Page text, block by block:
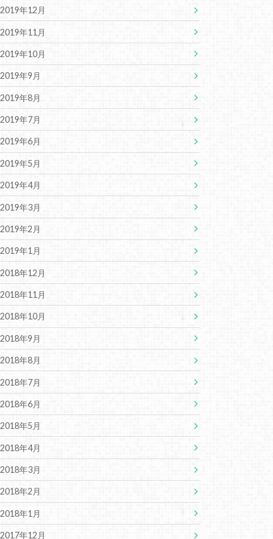
2019年12月
2019年11月
2019年10月
2019年9月
2019年8月
2019年7月
2019年6月
2019年5月
2019年4月
2019年3月
2019年2月
2019年1月
2018年12月
2018年11月
2018年10月
2018年9月
2018年8月
2018年7月
2018年6月
2018年5月
2018年4月
2018年3月
2018年2月
2018年1月
2017年12月